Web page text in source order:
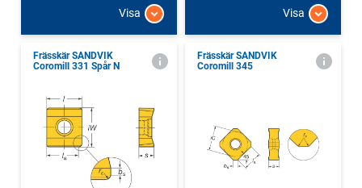
Visa Visa
Frässkär SANDVIK
Coromill 331 Spår N
Frässkär SANDVIK
Coromill 345